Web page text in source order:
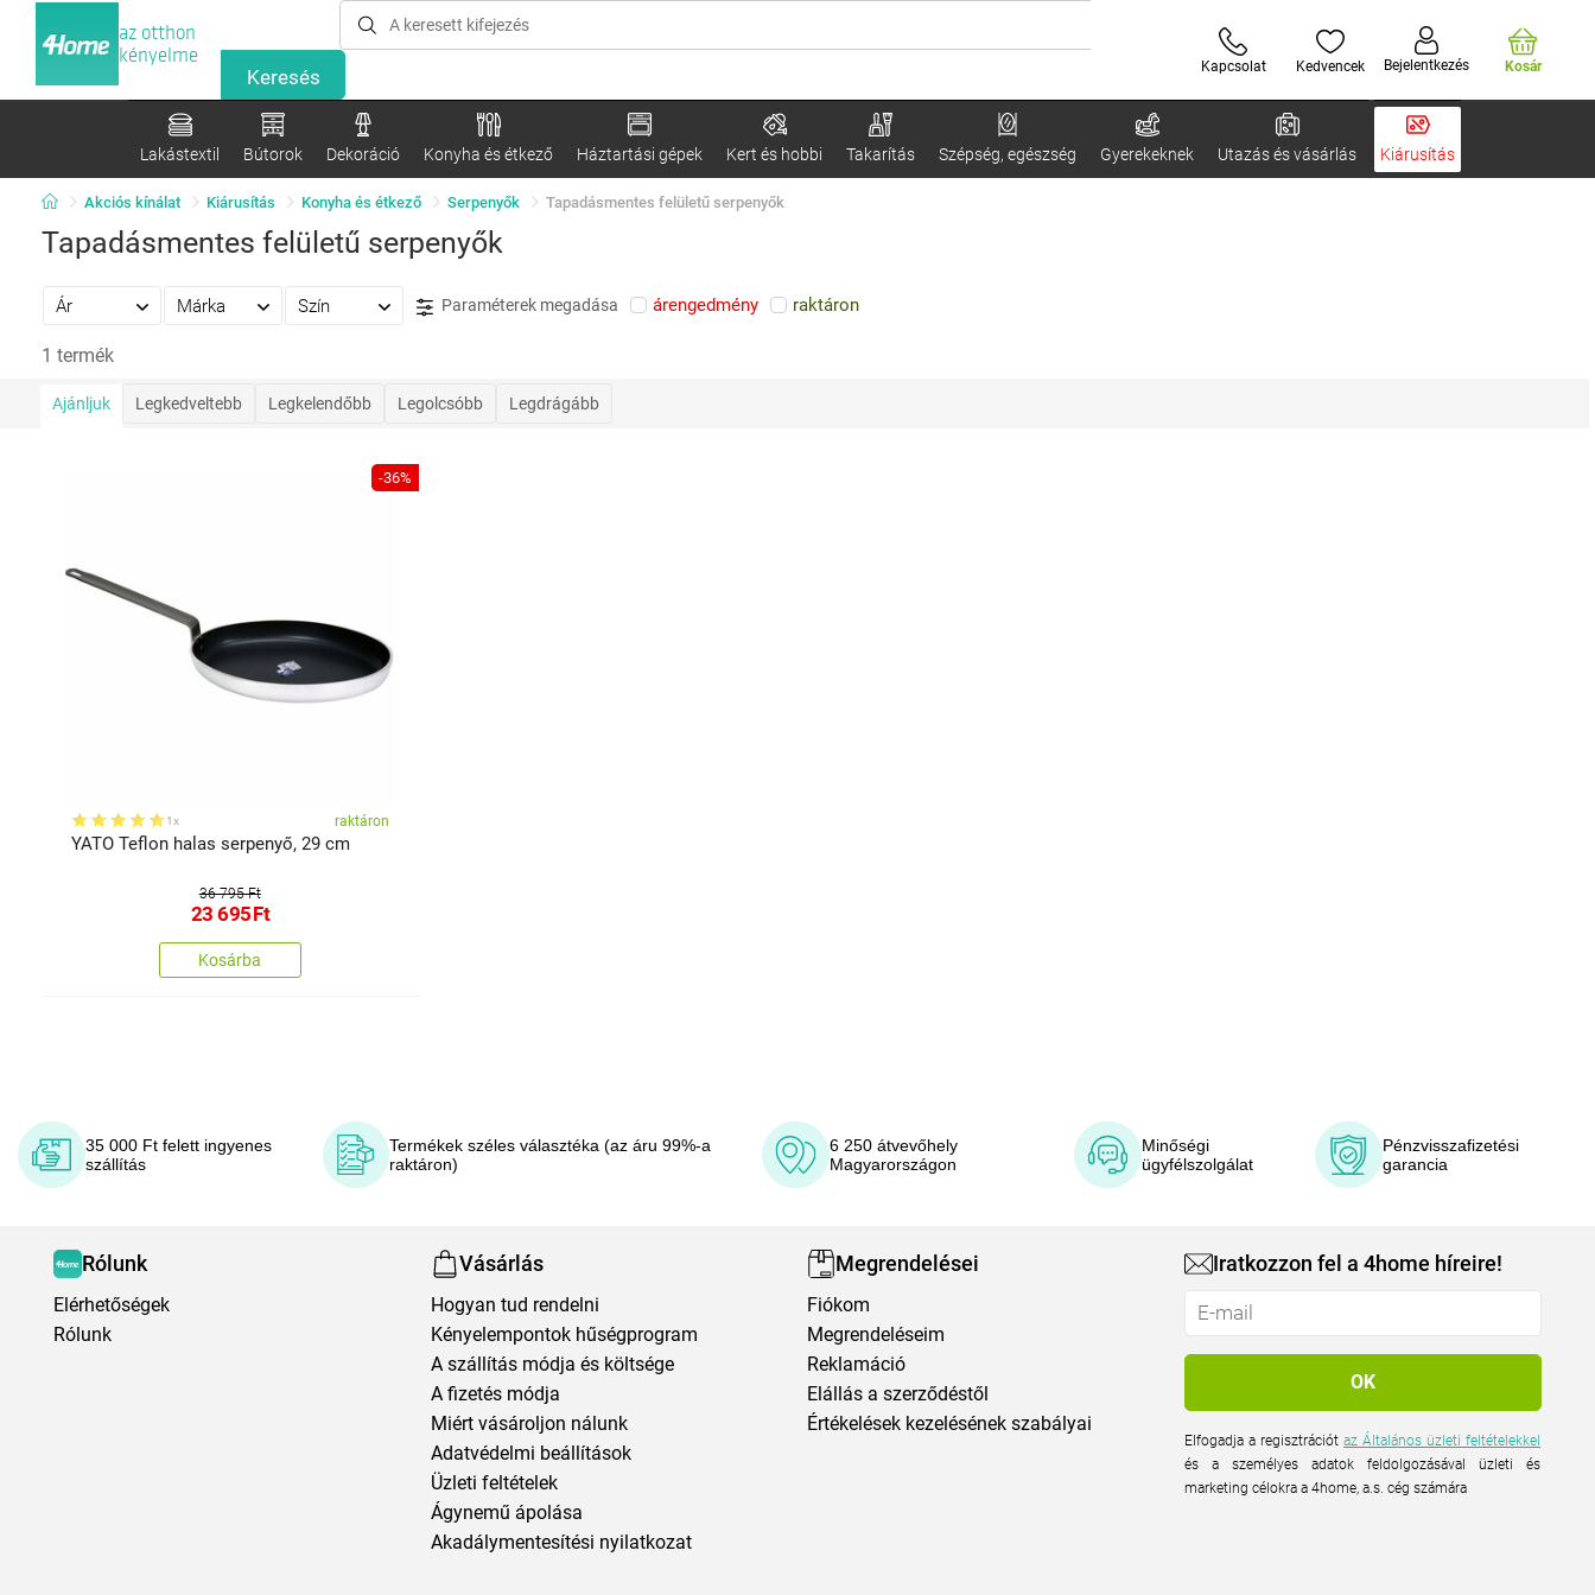
az otthon
kényelme
Kapcsolat Kedvencek Bejelentkezés Kosár
Lakástextil Bútorok Dekoráció Konyha és étkező Háztartási gépek Kert és hobbi Takarítás Szépség, egészség Gyerekeknek Utazás és vásárlás Kiárusítás
Akciós kínálat Kiárusítás Konyha és étkező Serpenyők Tapadásmentes felületű serpenyők
Tapadásmentes felületű serpenyők
Ár Márka Szín Paraméterek megadása árengedmény raktáron
1 termék
Ajánljuk Legkedveltebb Legkelendőbb Legolcsóbb Legdrágább
-36%
1x raktáron
YATO Teflon halas serpenyő, 29 cm
36 795 Ft
23 695Ft
Kosárba
35 000 Ft felett ingyenes
szállítás
Termékek széles választéka (az áru 99%-a
raktáron)
6 250 átvevőhely
Magyarországon
Minőségi
ügyfélszolgálat
Pénzvisszafizetési
garancia
Rólunk
Elérhetőségek
Rólunk
Vásárlás
Hogyan tud rendelni
Kényelempontok hűségprogram
A szállítás módja és költsége
A fizetés módja
Miért vásároljon nálunk
Adatvédelmi beállítások
Üzleti feltételek
Ágynemű ápolása
Akadálymentesítési nyilatkozat
Megrendelései
Fiókom
Megrendeléseim
Reklamáció
Elállás a szerződéstől
Értékelések kezelésének szabályai
Iratkozzon fel a 4home híreire!
Elfogadja a regisztrációtaz Általános üzleti feltételekkel
és a személyes adatok feldolgozásával üzleti és
marketing célokra a 4home, a.s. cég számára